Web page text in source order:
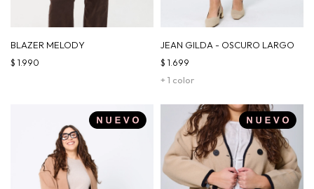
BLAZER MELODY
$ 1.990
JEAN GILDA - OSCURO LARGO
+ 1 color
$ 1.699